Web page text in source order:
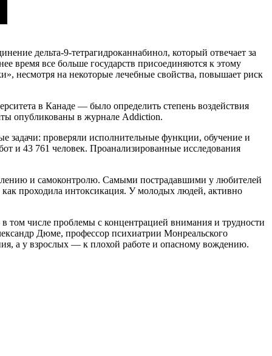
дельта-9-тетрагидроканнабинол, который отвечает за
время все больше государств присоединяются к этому
несмотря на некоторые лечебные свойства, повышает риск
в Канаде — было определить степень воздействия
опубликованы в журнале Addiction.
задачи: проверяли исполнительные функции, обучение и
и 43 761 человек. Проанализированные исследования
и самоконтролю. Самыми пострадавшими у любителей
проходила интоксикация. У молодых людей, активно
том числе проблемы с концентрацией внимания и трудности
Дюме, профессор психиатрии Монреальского
а у взрослых — к плохой работе и опасному вождению.